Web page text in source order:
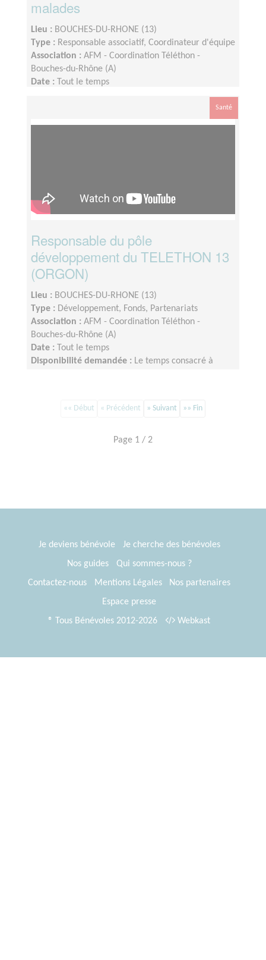
malades
Lieu : BOUCHES-DU-RHONE (13)
Type : Responsable associatif, Coordinateur d'équipe
Association : AFM - Coordination Téléthon -
Bouches-du-Rhône (A)
Date :
Tout le temps
Quelques heures par
Santé
Responsable du pôle
développement du TELETHON 13
(ORGON)
Lieu : BOUCHES-DU-RHONE (13)
Type : Développement, Fonds, Partenariats
Association : AFM - Coordination Téléthon -
Bouches-du-Rhône (A)
Date :
Tout le temps
Disponibilité demandée : Le temps consacré à
«« Début « Précédent » Suivant »» Fin
Page 1 / 2
Je deviens bénévole
Je cherche des bénévoles
Nos guides
Qui sommes-nous ?
Contactez-nous
Mentions Légales
Nos partenaires
Espace presse
® Tous Bénévoles 2012-2026
Webkast